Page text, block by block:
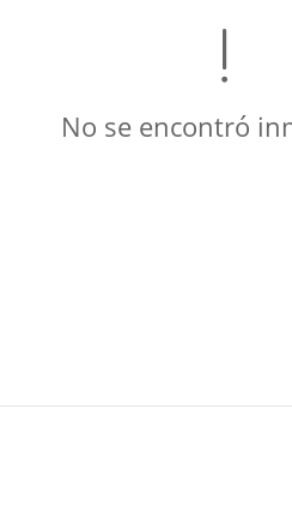
No se encontró